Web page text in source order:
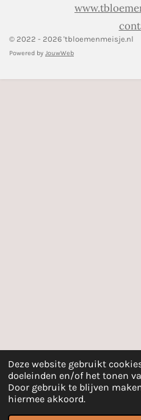
Deze website gebruikt
doeleinden en/of het tonen
Door gebruik te blijven
hiermee akkoord.
© 2022 - 2026 'tbloemenmeisje.nl
Powered by JouwWeb